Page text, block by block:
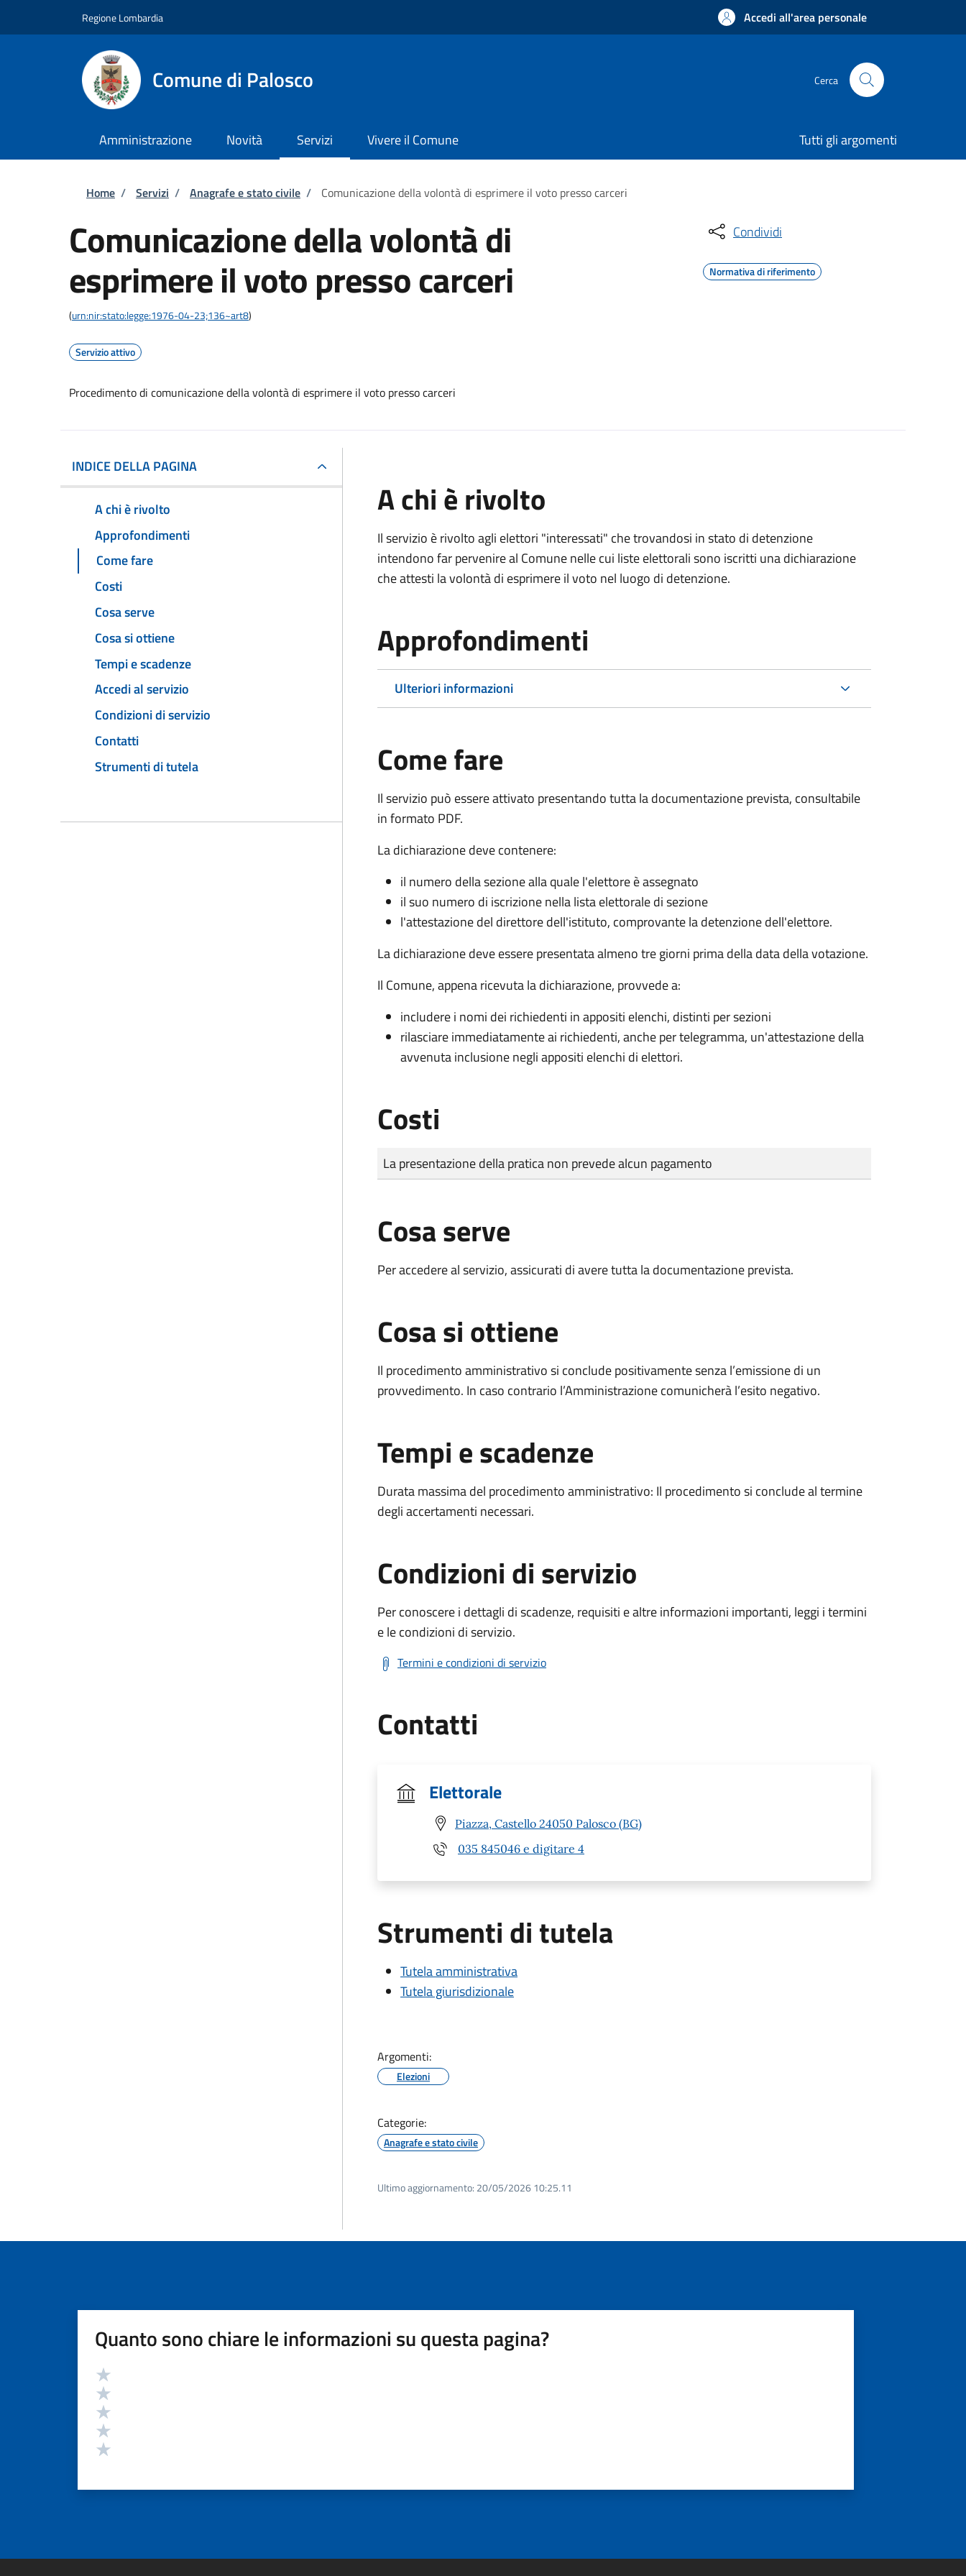
Regione Lombardia Accedi all'area personale
Comune di Palosco Cerca
Amministrazione Novità Servizi Vivere il Comune Tutti gli argomenti
Briciole di pane
Home / Servizi / Anagrafe e stato civile / Comunicazione della volontà di esprimere il voto presso carceri
Comunicazione della volontà di
esprimere il voto presso carceri
(urn:nir:stato:legge:1976-04-23;136~art8)
Servizio attivo
Procedimento di comunicazione della volontà di esprimere il voto presso carceri
Condividi
Normativa di riferimento
INDICE DELLA PAGINA
A chi è rivolto
Approfondimenti
Come fare
Costi
Cosa serve
Cosa si ottiene
Tempi e scadenze
Accedi al servizio
Condizioni di servizio
Contatti
Strumenti di tutela
A chi è rivolto
Il servizio è rivolto agli elettori "interessati" che trovandosi in stato di detenzione
intendono far pervenire al Comune nelle cui liste elettorali sono iscritti una dichiarazione
che attesti la volontà di esprimere il voto nel luogo di detenzione.
Approfondimenti
Ulteriori informazioni
Come fare
Il servizio può essere attivato presentando tutta la documentazione prevista, consultabile
in formato PDF.
La dichiarazione deve contenere:
il numero della sezione alla quale l'elettore è assegnato
il suo numero di iscrizione nella lista elettorale di sezione
l'attestazione del direttore dell'istituto, comprovante la detenzione dell'elettore.
La dichiarazione deve essere presentata almeno tre giorni prima della data della votazione.
Il Comune, appena ricevuta la dichiarazione, provvede a:
includere i nomi dei richiedenti in appositi elenchi, distinti per sezioni
rilasciare immediatamente ai richiedenti, anche per telegramma, un'attestazione della
avvenuta inclusione negli appositi elenchi di elettori.
Costi
Tipo di pagamento
Importo
La presentazione della pratica non prevede alcun pagamento
Cosa serve
Per accedere al servizio, assicurati di avere tutta la documentazione prevista.
Cosa si ottiene
Il procedimento amministrativo si conclude positivamente senza l’emissione di un
provvedimento. In caso contrario l’Amministrazione comunicherà l’esito negativo.
Tempi e scadenze
Durata massima del procedimento amministrativo: Il procedimento si conclude al termine
degli accertamenti necessari.
Condizioni di servizio
Per conoscere i dettagli di scadenze, requisiti e altre informazioni importanti, leggi i termini
e le condizioni di servizio.
Termini e condizioni di servizio
Contatti
Elettorale
Piazza, Castello 24050 Palosco (BG)
035 845046 e digitare 4
Strumenti di tutela
Tutela amministrativa
Tutela giurisdizionale
Argomenti:
Elezioni
Categorie:
Anagrafe e stato civile
Ultimo aggiornamento: 20/05/2026 10:25.11
Quanto sono chiare le informazioni su questa pagina?
Valutazione